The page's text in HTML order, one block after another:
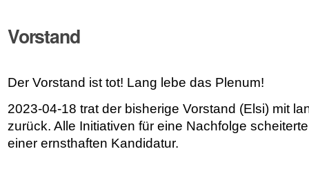
Vorstand
Der Vorstand ist tot! Lang lebe das Plenum!
2023-04-18 trat der bisherige Vorstand (Elsi) mit
zurück. Alle Initiativen für eine Nachfolge
einer ernsthaften Kandidatur.